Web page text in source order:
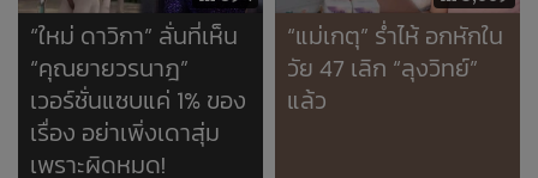
Error loading media: File could not be played